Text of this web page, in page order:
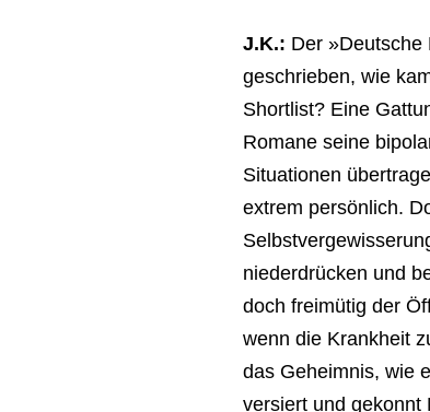
J.K.: Der »Deutsche
geschrieben, wie
Shortlist? Eine
Romane seine
Situationen
extrem persönlich.
niederdrücken und
doch freimütig der
wenn die Krankheit
das Geheimnis, wie
versiert und gekonnt